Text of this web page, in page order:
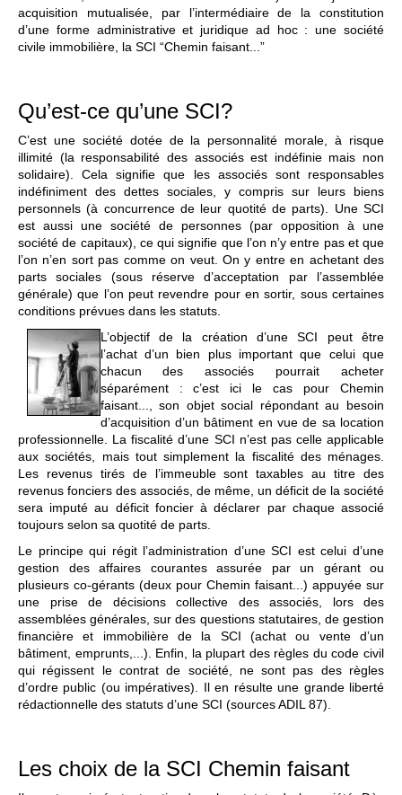
acquisition mutualisée, par l’intermédiaire de la constitution
d’une forme administrative et juridique ad hoc : une société
civile immobilière, la SCI “Chemin faisant...”
Qu’est-ce qu’une SCI?
C’est une société dotée de la personnalité morale, à risque
illimité (la responsabilité des associés est indéfinie mais non
solidaire). Cela signifie que les associés sont responsables
indéfiniment des dettes sociales, y compris sur leurs biens
personnels (à concurrence de leur quotité de parts). Une SCI
est aussi une société de personnes (par opposition à une
société de capitaux), ce qui signifie que l’on n’y entre pas et que
l’on n’en sort pas comme on veut. On y entre en achetant des
parts sociales (sous réserve d’acceptation par l’assemblée
générale) que l’on peut revendre pour en sortir, sous certaines
conditions prévues dans les statuts.
L’objectif de la création d’une SCI peut être
l’achat d’un bien plus important que celui que
chacun des associés pourrait acheter
séparément : c’est ici le cas pour Chemin
faisant..., son objet social répondant au besoin
d’acquisition d’un bâtiment en vue de sa location
professionnelle. La fiscalité d’une SCI n’est pas celle applicable
aux sociétés, mais tout simplement la fiscalité des ménages.
Les revenus tirés de l’immeuble sont taxables au titre des
revenus fonciers des associés, de même, un déficit de la société
sera imputé au déficit foncier à déclarer par chaque associé
toujours selon sa quotité de parts.
Le principe qui régit l’administration d’une SCI est celui d’une
gestion des affaires courantes assurée par un gérant ou
plusieurs co-gérants (deux pour Chemin faisant...) appuyée sur
une prise de décisions collective des associés, lors des
assemblées générales, sur des questions statutaires, de gestion
financière et immobilière de la SCI (achat ou vente d’un
bâtiment, emprunts,...). Enfin, la plupart des règles du code civil
qui régissent le contrat de société, ne sont pas des règles
d’ordre public (ou impératives). Il en résulte une grande liberté
rédactionnelle des statuts d’une SCI (sources ADIL 87).
Les choix de la SCI Chemin faisant